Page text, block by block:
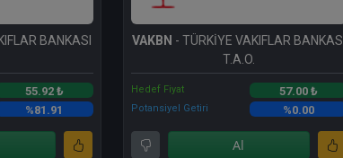
BANKASI
55.92 ₺
%81.91
VAKBN - TÜRKİYE VAKIFLAR BANKASI
T.A.O.
Hedef Fiyat 57.00 ₺
Potansiyel Getiri %0.00
Al